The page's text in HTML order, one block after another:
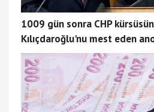
1009 gün sonra CHP
Kılıçdaroğlu'nu mest eden